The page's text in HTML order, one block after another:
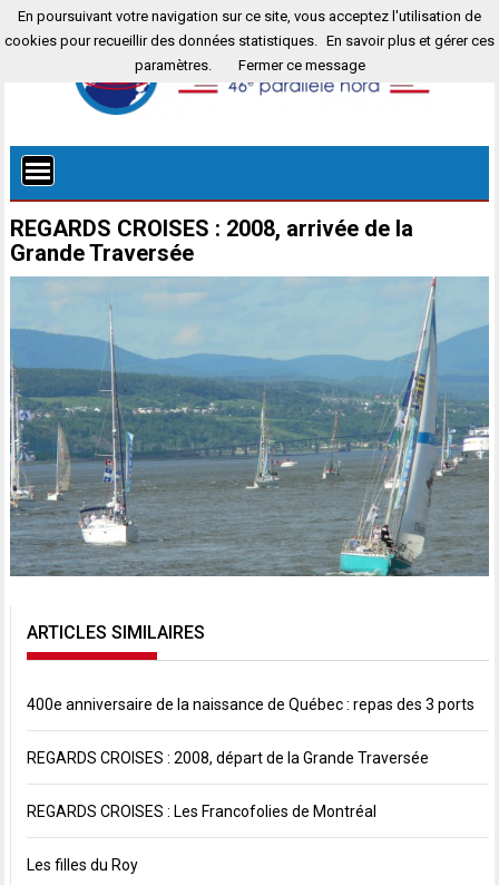
REGARDS CROISES : 2008, arrivée de la
Grande Traversée
ARTICLES SIMILAIRES
400e anniversaire de la naissance de Québec : repas des 3 ports
REGARDS CROISES : 2008, départ de la Grande Traversée
REGARDS CROISES : Les Francofolies de Montréal
Les filles du Roy
En poursuivant votre navigation sur ce site, vous acceptez l'utilisation de
cookies pour recueillir des données statistiques. En savoir plus et gérer ces
paramètres.
Fermer ce message